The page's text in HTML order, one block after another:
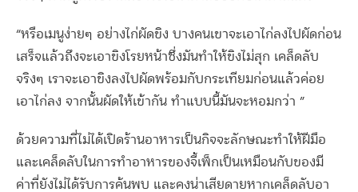
“หรือเมนูง่ายๆ อย่างไก่ผัดขิง บางคนเขาจะเอาไก่ลงไปผัดก่อน
เสร็จแล้วถึงจะเอาขิงโรยหน้าซึ่งมันทำให้ขิงไม่สุก เคล็ดลับ
จริงๆ เราจะเอาขิงลงไปผัดพร้อมกับกระเทียมก่อนแล้วค่อย
เอาไก่ลง จากนั้นผัดให้เข้ากัน ทำแบบนี้มันจะหอมกว่า ”
ด้วยความที่ไม่ได้เปิดร้านอาหารเป็นกิจจะลักษณะทำให้ฝีมือ
และเคล็ดลับในการทำอาหารของจี้เพ็กเป็นเหมือนกับของมี
ค่าที่ยังไม่ได้รับการค้นพบ และคงน่าเสียดายหากเคล็ดลับอา